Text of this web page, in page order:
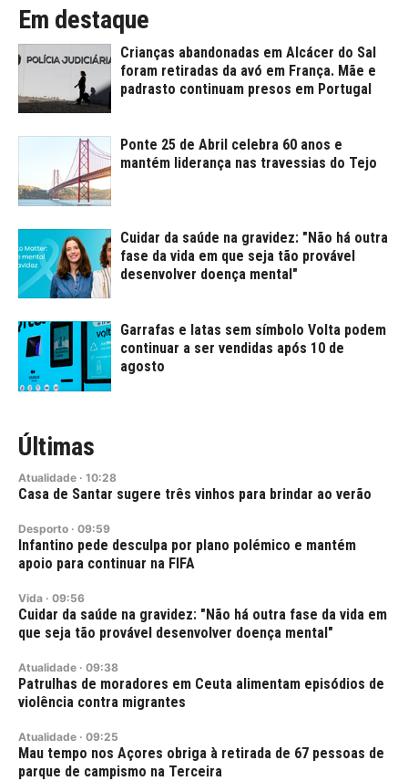
Em destaque
Crianças abandonadas em Alcácer do Sal
foram retiradas da avó em França. Mãe e
padrasto continuam presos em Portugal
Ponte 25 de Abril celebra 60 anos e
mantém liderança nas travessias do Tejo
Cuidar da saúde na gravidez: "Não há outra
fase da vida em que seja tão provável
desenvolver doença mental"
Garrafas e latas sem símbolo Volta podem
continuar a ser vendidas após 10 de
agosto
Últimas
Atualidade · 10:28
Casa de Santar sugere três vinhos para brindar ao verão
Desporto · 09:59
Infantino pede desculpa por plano polémico e mantém
apoio para continuar na FIFA
Vida · 09:56
Cuidar da saúde na gravidez: "Não há outra fase da vida em
que seja tão provável desenvolver doença mental"
Atualidade · 09:38
Patrulhas de moradores em Ceuta alimentam episódios de
violência contra migrantes
Atualidade · 09:25
Mau tempo nos Açores obriga à retirada de 67 pessoas de
parque de campismo na Terceira